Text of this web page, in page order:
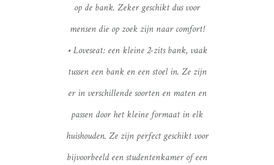
op de bank. Zeker geschikt dus voor
mensen die op zoek zijn naar comfort!
• Loveseat: een kleine 2-zits bank, vaak
tussen een bank en een stoel in. Ze zijn
er in verschillende soorten en maten en
passen door het kleine formaat in elk
huishouden. Ze zijn perfect geschikt voor
bijvoorbeeld een studentenkamer of een